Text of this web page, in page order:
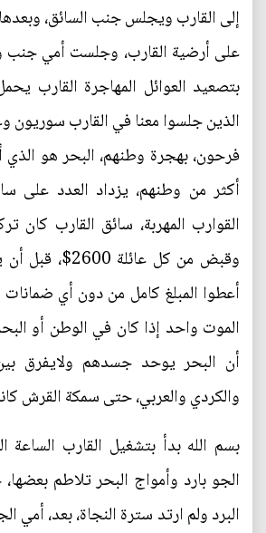
إلى القارب ويجلس جنب السائق،
على أرضية القارب، وجلست أمي جنب
بتصعيد العوائل المهاجرة القارب
الذين جلسوا معنا في القارب سوريون
فرحون، بهجرة وطنهم، البحر هو
أكثر من وطنهم، يزداد العدد على
القوارب المهربة، سائق القارب كان
وقبض من كل عائلة
أعطوا المبلغ كامل من دون أي ضمانات
الموت واحد إذا كان في الوطن أو
أن البحر يوحد جسدهم ولايفرق
والكردي والعربي، حتى سمكة القرش
بسم الله بدأ بتشغيل القارب الساعة
الجو بارد وأمواج البحر تلاطم
البرد ولم ارتد سترة النجاة، بعد، أمي